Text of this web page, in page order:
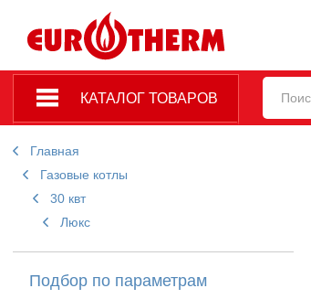
КАТАЛОГ ТОВАРОВ
Главная
Газовые котлы
30 квт
Люкс
Подбор по параметрам